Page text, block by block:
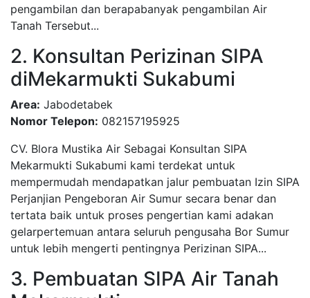
pengambilan dan berapabanyak pengambilan Air
Tanah Tersebut...
2. Konsultan Perizinan SIPA
diMekarmukti Sukabumi
Area: Jabodetabek
Nomor Telepon: 082157195925
CV. Blora Mustika Air Sebagai Konsultan SIPA
Mekarmukti Sukabumi kami terdekat untuk
mempermudah mendapatkan jalur pembuatan Izin SIPA
Perjanjian Pengeboran Air Sumur secara benar dan
tertata baik untuk proses pengertian kami adakan
gelarpertemuan antara seluruh pengusaha Bor Sumur
untuk lebih mengerti pentingnya Perizinan SIPA...
3. Pembuatan SIPA Air Tanah